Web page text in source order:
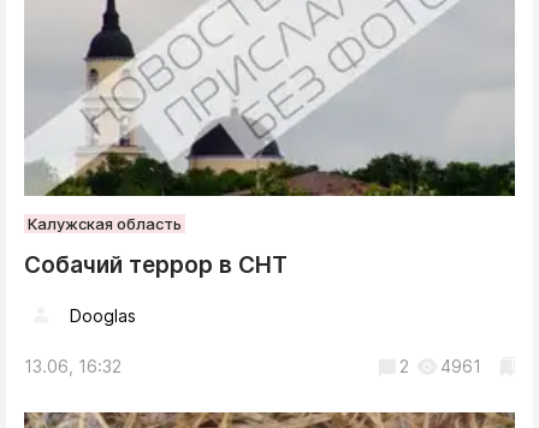
Калужская область
Собачий террор в СНТ
Dooglas
13.06, 16:32 2 4961